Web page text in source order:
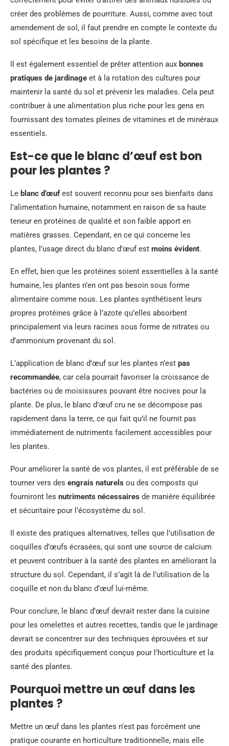
créer des problèmes de pourriture. Aussi, comme avec tout
amendement de sol, il faut prendre en compte le contexte du
sol spécifique et les besoins de la plante.
Il est également essentiel de prêter attention aux bonnes
pratiques de jardinage et à la rotation des cultures pour
maintenir la santé du sol et prévenir les maladies. Cela peut
contribuer à une alimentation plus riche pour les gens en
fournissant des tomates pleines de vitamines et de minéraux
essentiels.
Est-ce que le blanc d’œuf est bon
pour les plantes ?
Le blanc d’œufest souvent reconnu pour ses bienfaits dans
l’alimentation humaine, notamment en raison de sa haute
teneur en protéines de qualité et son faible apport en
matières grasses. Cependant, en ce qui concerne les
plantes, l’usage direct du blanc d’œuf est moins évident.
En effet, bien que les protéines soient essentielles à la santé
humaine, les plantes n’en ont pas besoin sous forme
alimentaire comme nous. Les plantes synthétisent leurs
propres protéines grâce à l’azote qu’elles absorbent
principalement via leurs racines sous forme de nitrates ou
d’ammonium provenant du sol.
L’application de blanc d’œuf sur les plantes n’est pas
recommandée, car cela pourrait favoriser la croissance de
bactéries ou de moisissures pouvant être nocives pour la
plante. De plus, le blanc d’œuf cru ne se décompose pas
rapidement dans la terre, ce qui fait qu’il ne fournit pas
immédiatement de nutriments facilement accessibles pour
les plantes.
Pour améliorer la santé de vos plantes, il est préférable de se
tourner vers des engrais naturels ou des composts qui
fourniront les nutriments nécessaires de manière équilibrée
et sécuritaire pour l’écosystème du sol.
Il existe des pratiques alternatives, telles que l’utilisation de
coquilles d’œufs écrasées, qui sont une source de calcium
et peuvent contribuer à la santé des plantes en améliorant la
structure du sol. Cependant, il s’agit là de l’utilisation de la
coquille et non du blanc d’œuf lui-même.
Pour conclure, le blanc d’œuf devrait rester dans la cuisine
pour les omelettes et autres recettes, tandis que le jardinage
devrait se concentrer sur des techniques éprouvées et sur
des produits spécifiquement conçus pour l’horticulture et la
santé des plantes.
Pourquoi mettre un œuf dans les
plantes ?
Mettre un œuf dans les plantes n’est pas forcément une
pratique courante en horticulture traditionnelle, mais elle